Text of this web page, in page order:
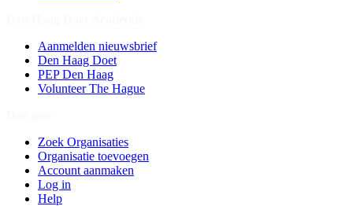
Aanmelden nieuwsbrief
Den Haag Doet
PEP Den Haag
Volunteer The Hague
Zoek Organisaties
Organisatie toevoegen
Account aanmaken
Log in
Help